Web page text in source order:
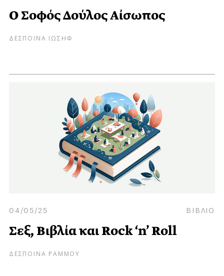
Ο Σοφός Δούλος Αίσωπος
ΔΕΣΠΟΙΝΑ ΙΩΣΗΦ
04/05/25 ΒΙΒΛΙΟ
Σεξ, Βιβλία και Rock ‘n’ Roll
ΔΕΣΠΟΙΝΑ ΡΑΜΜΟΥ